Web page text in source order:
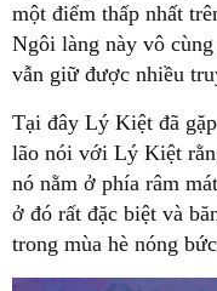
một điểm thấp nhất
Ngôi làng này vô
vẫn giữ được nhiều
Tại đây Lý Kiệt đã
lão nói với Lý Kiệt
nó nằm ở phía râm
ở đó rất đặc biệt và
trong mùa hè nóng